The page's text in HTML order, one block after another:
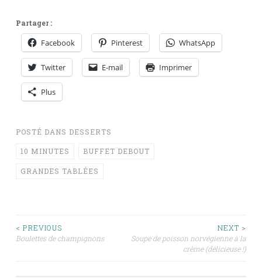
Partager :
Facebook Pinterest WhatsApp
Twitter E-mail Imprimer
Plus
POSTÉ DANS DESSERTS
10 MINUTES BUFFET DEBOUT
GRANDES TABLÉES
Navigation
< PREVIOUS
Boulettes de champignons
NEXT >
Soupe de poisson norvégienne à la
crème (délicieuse !)